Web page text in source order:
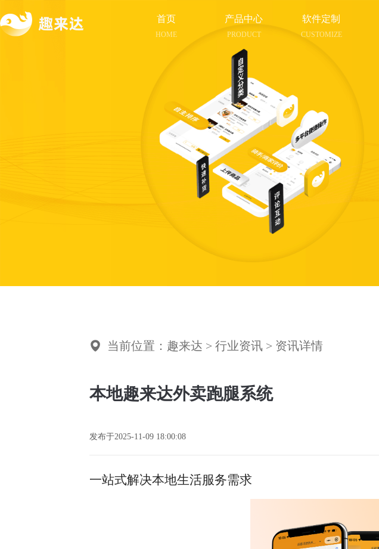
首页
HOME
产品中心
PRODUCT
软件定制
CUSTOMIZE
当前位置： 趣来达 > 行业资讯 > 资讯详情
本地趣来达外卖跑腿系统
发布于2025-11-09 18:00:08
一站式解决本地生活服务需求